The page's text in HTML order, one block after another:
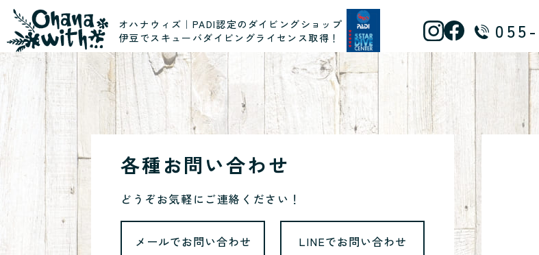
オハナウィズ｜PADI認定のダイビングショップ
伊豆でスキューバダイビングライセンス取得！
各種お問い合わせ
どうぞお気軽にご連絡ください！
メールでお問い合わせ LINEでお問い合わせ